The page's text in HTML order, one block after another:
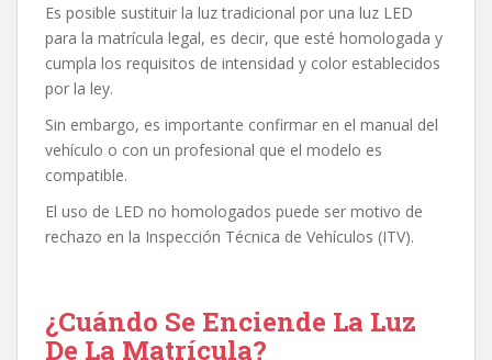
Es posible sustituir la luz tradicional por una luz LED
para la matrícula legal, es decir, que esté homologada y
cumpla los requisitos de intensidad y color establecidos
por la ley.
Sin embargo, es importante confirmar en el manual del
vehículo o con un profesional que el modelo es
compatible.
El uso de LED no homologados puede ser motivo de
rechazo en la Inspección Técnica de Vehículos (ITV).
¿Cuándo Se Enciende La Luz
De La Matrícula?